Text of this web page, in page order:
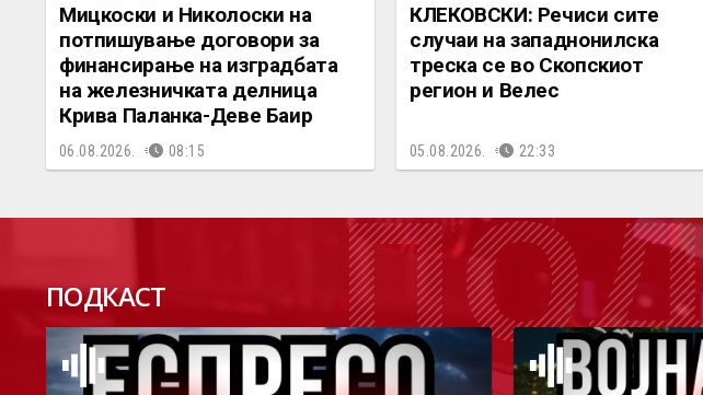
Мицкоски и Николоски на
потпишување договори за
финансирање на изградбата
на железничката делница
Крива Паланка-Деве Баир
06.08.2026. 08:15
КЛЕКОВСКИ: Речиси сите
случаи на западнонилска
треска се во Скопскиот
регион и Велес
05.08.2026. 22:33
ПОДКАСТ